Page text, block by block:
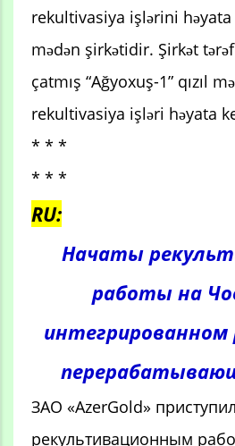
rekultivasiya işlərini
mədən şirkətidir. Şirkət
çatmış “Ağyoxuş-1” qızıl
rekultivasiya işləri həyata
* * *
* * *
RU:
Начаты
работы на
интегрированном
ЗАО «AzerGold»
рекультивационным